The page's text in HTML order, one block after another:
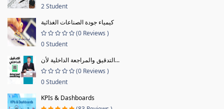
2 Student
كيمياء جودة الصناعات الغذائية
(0 Reviews )
0 Student
التدقيق والمراجعة الداخلية لأن...
(0 Reviews )
0 Student
KPIs & Dashboards